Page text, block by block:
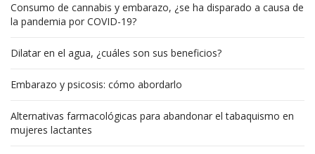
Consumo de cannabis y embarazo, ¿se ha disparado a causa de
la pandemia por COVID-19?
Dilatar en el agua, ¿cuáles son sus beneficios?
Embarazo y psicosis: cómo abordarlo
Alternativas farmacológicas para abandonar el tabaquismo en
mujeres lactantes